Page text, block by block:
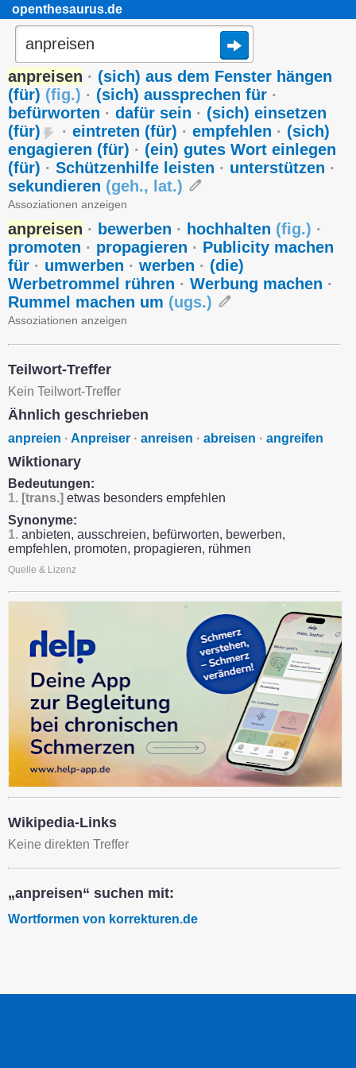
openthesaurus.de
anpreisen · (sich) aus dem Fenster hängen
(für) (fig.) · (sich) aussprechen für ·
befürworten · dafür sein · (sich) einsetzen
(für)
· eintreten (für) · empfehlen · (sich)
engagieren (für) · (ein) gutes Wort einlegen
(für) · Schützenhilfe leisten · unterstützen ·
sekundieren (geh., lat.)
Assoziationen anzeigen
anpreisen · bewerben · hochhalten (fig.) ·
promoten · propagieren · Publicity machen
für · umwerben · werben · (die)
Werbetrommel rühren · Werbung machen ·
Rummel machen um (ugs.)
Assoziationen anzeigen
Teilwort-Treffer
Kein Teilwort-Treffer
Ähnlich geschrieben
anpreien · Anpreiser · anreisen · abreisen · angreifen
Wiktionary
Bedeutungen:
1. [trans.] etwas besonders empfehlen
Synonyme:
1. anbieten, ausschreien, befürworten, bewerben,
empfehlen, promoten, propagieren, rühmen
Quelle & Lizenz
Wikipedia-Links
Keine direkten Treffer
„anpreisen“ suchen mit:
Wortformen von korrekturen.de